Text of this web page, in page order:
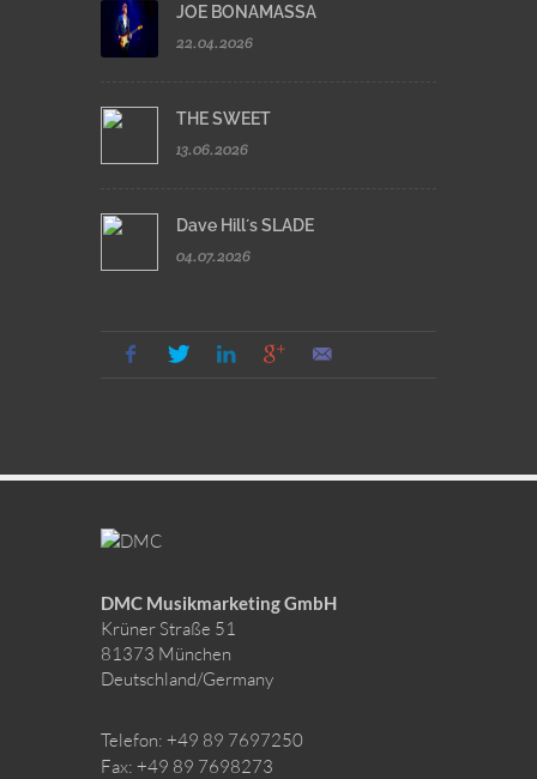
JOE BONAMASSA
22.04.2026
THE SWEET
13.06.2026
Dave Hill´s SLADE
04.07.2026
DMC Musikmarketing GmbH
Krüner Straße 51
81373 München
Deutschland/Germany
Telefon: +49 89 7697250
Fax: +49 89 7698273